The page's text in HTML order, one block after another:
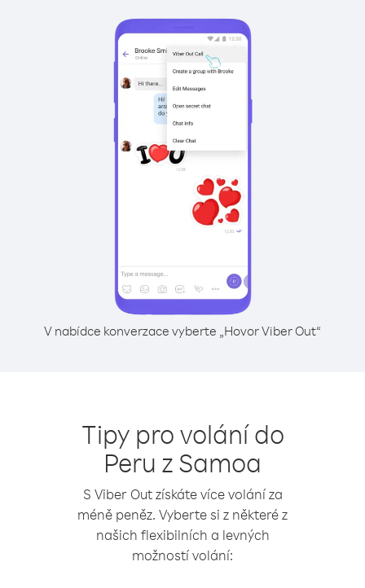
V nabídce konverzace vyberte „Hovor Viber Out“
Tipy pro volání do
Peru z Samoa
S Viber Out získáte více volání za
méně peněz. Vyberte si z některé z
našich flexibilních a levných
možností volání: